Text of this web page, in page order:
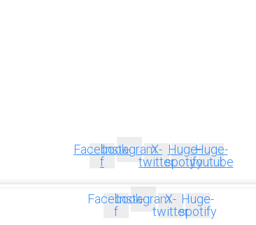
Facebook-
f
InstagramX-
twitter
Huge-
spotify
Huge-
youtube
Facebook-
f
InstagramX-
twitter
Huge-
spotify